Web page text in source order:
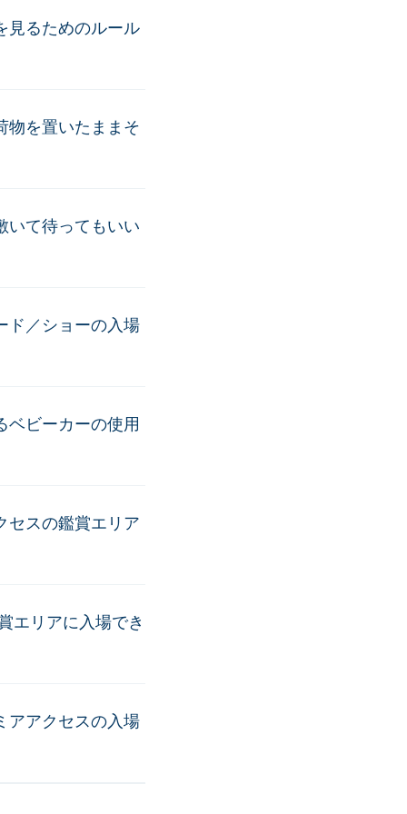
見るためのルール
物を置いたままそ
いて待ってもいい
ド／ショーの入場
ベビーカーの使用
セスの鑑賞エリア
エリアに入場でき
アアクセスの入場